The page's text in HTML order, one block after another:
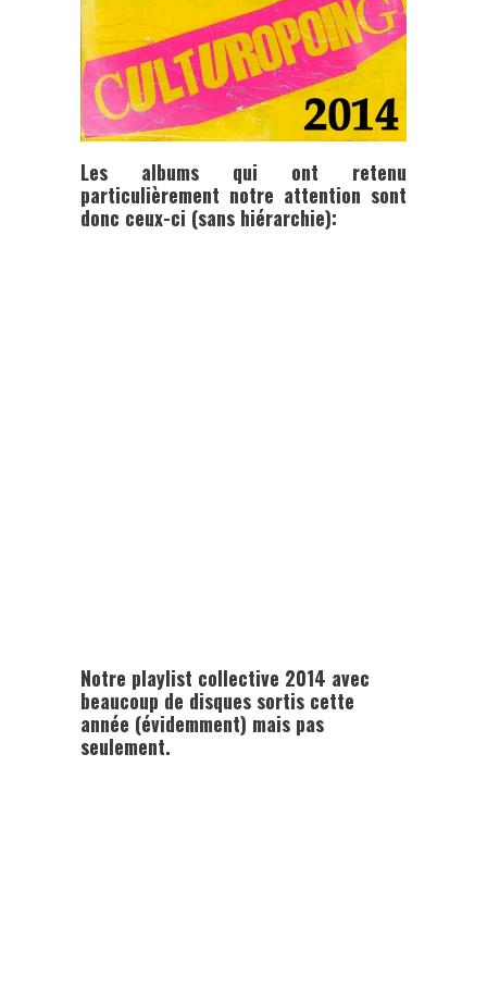
Les albums qui ont retenu
particulièrement notre attention sont
donc ceux-ci (sans hiérarchie):
Notre playlist collective 2014 avec
beaucoup de disques sortis cette
année (évidemment) mais pas
seulement.